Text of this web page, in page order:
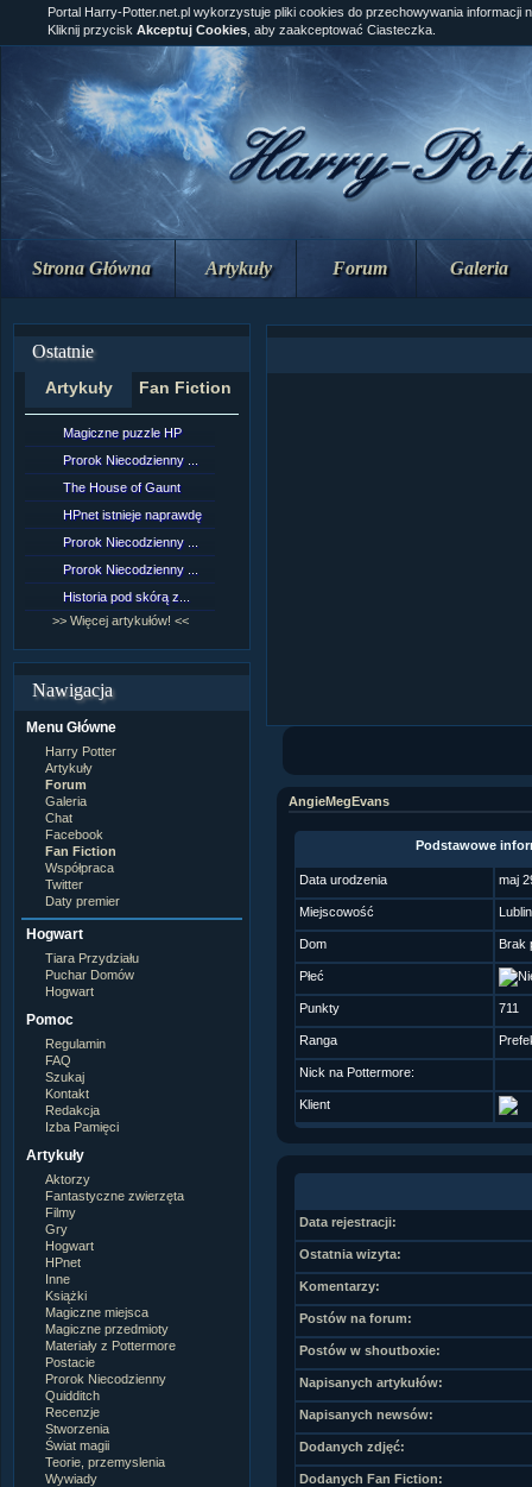
Strona Główna Artykuły Forum Galeria
Ostatnie
Artykuły Fan Fiction
Magiczne puzzle HP
Prorok Niecodzienny ...
The House of Gaunt
HPnet istnieje naprawdę
Prorok Niecodzienny ...
Prorok Niecodzienny ...
Historia pod skórą z...
>> Więcej artykułów! <<
Nawigacja
Menu Główne
Harry Potter
Artykuły
Forum
Galeria
Chat
Facebook
Fan Fiction
Współpraca
Twitter
Daty premier
Hogwart
Tiara Przydziału
Puchar Domów
Hogwart
Pomoc
Regulamin
FAQ
Szukaj
Kontakt
Redakcja
Izba Pamięci
Artykuły
Aktorzy
Fantastyczne zwierzęta
Filmy
Gry
Hogwart
HPnet
Inne
Książki
Magiczne miejsca
Magiczne przedmioty
Materiały z Pottermore
Postacie
Prorok Niecodzienny
Quidditch
Recenzje
Stworzenia
Świat magii
Teorie, przemyslenia
Wywiady
Portal Harry-Potter.net.pl wykorzystuje pliki cookies do przechowywania informacji
Kliknij przycisk Akceptuj Cookies , aby zaakceptować Ciasteczka.
AngieMegEvans
Podstawowe
Data urodzenia maj
Miejscowość Lublin
Dom Brak
Płeć
Punkty 711
Ranga
Nick na Pottermore:
Klient
Data rejestracji:
Ostatnia wizyta:
Komentarzy:
Postów na forum:
Postów w shoutboxie:
Napisanych artykułów:
Napisanych newsów:
Dodanych zdjęć:
Dodanych Fan Fiction: